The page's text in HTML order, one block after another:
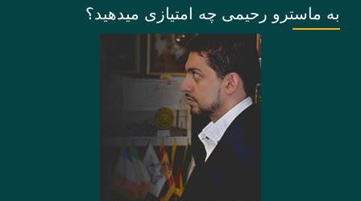
به ماسترو رحیمی چه امتیازی میدهید؟